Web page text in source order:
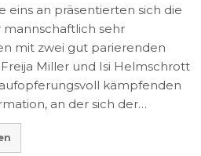
eins an präsentierten sich die
mannschaftlich sehr
mit zwei gut parierenden
Miller und Isi Helmschrott
kämpfenden
an der sich der…